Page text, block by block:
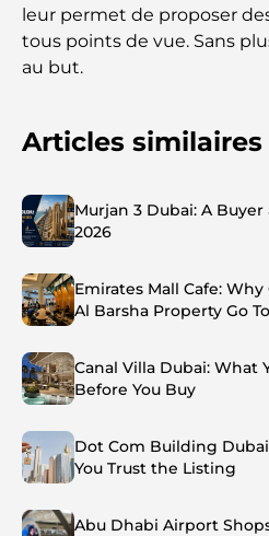
leur permet de proposer
tous points de vue. Sans
au but.
Articles similaires
Murjan 3 Dubai: A
2026
Emirates Mall Cafe:
Al Barsha Property Go
Canal Villa Dubai: What
Before You Buy
Dot Com Building
You Trust the Listing
Abu Dhabi Airport